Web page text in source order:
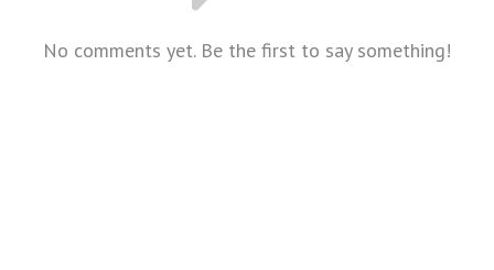
No comments yet. Be the first to say something!